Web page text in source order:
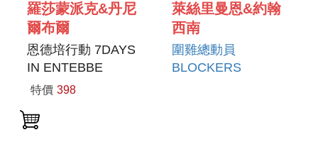
羅莎蒙派克&丹尼
爾布爾
恩德培行動 7DAYS
IN ENTEBBE
特價 398
萊絲里曼恩&約翰
西南
圍雞總動員
BLOCKERS